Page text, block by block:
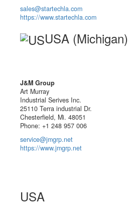
sales@startechla.com
https://www.startechla.com
USA (Michigan)
J&M Group
Art Murray
Industrial Serives Inc.
25110 Terra industrial Dr.
Chesterfield, Mi. 48051
Phone: +1 248 957 006
service@jmgrp.net
https://www.jmgrp.net
USA